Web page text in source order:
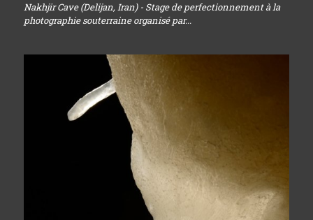
Nakhjir Cave (Delijan, Iran) - Stage de perfectionnement à la
photographie souterraine organisé par...